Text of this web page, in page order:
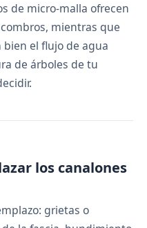
de micro-malla ofrecen
mientras que
el flujo de agua
de árboles de tu
los canalones
grietas o